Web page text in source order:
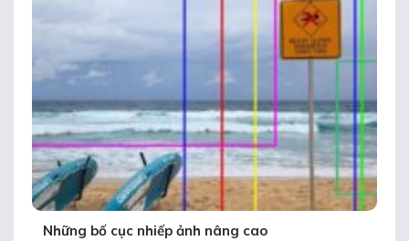
Những bố cục nhiếp ảnh nâng cao